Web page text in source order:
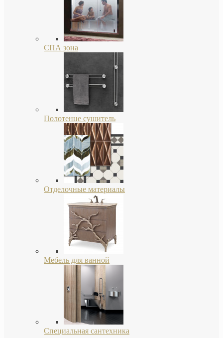
СПА зона
Полотенце сушитель
Отделочные материалы
Мебель для ванной
Специальная сантехника